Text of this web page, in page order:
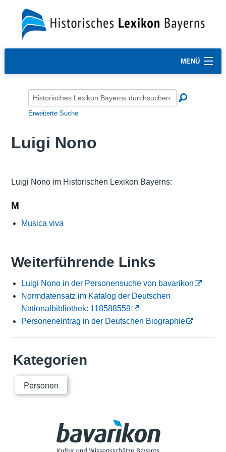
MENÜ
Erweiterte Suche
Luigi Nono
Luigi Nono im Historischen Lexikon Bayerns:
M
Musica viva
Weiterführende Links
Luigi Nono in der Personensuche von bavarikon
Normdatensatz im Katalog der Deutschen
Nationalbibliothek: 118588559
Personeneintrag in der Deutschen Biographie
Kategorien
Personen